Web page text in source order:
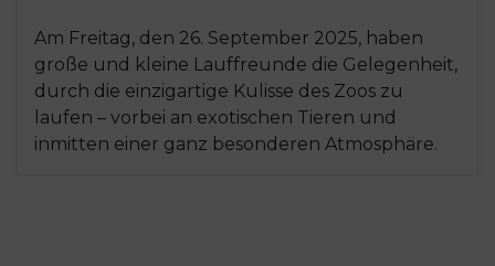
Am Freitag, den 26. September 2025, haben
große und kleine Lauffreunde die Gelegenheit,
durch die einzigartige Kulisse des Zoos zu
laufen – vorbei an exotischen Tieren und
inmitten einer ganz besonderen Atmosphäre.